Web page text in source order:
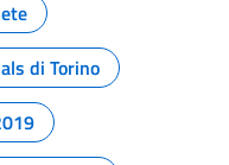
di Torino